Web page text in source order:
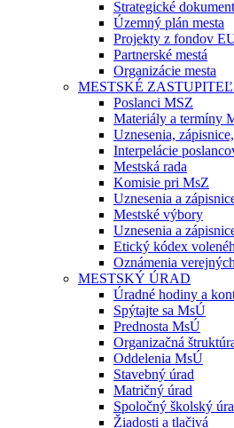
Strategické
Územný plán mesta
Projekty z fondov
Partnerské mestá
Organizácie mesta
MESTSKÉ
Poslanci MSZ
Materiály a termíny
Uznesenia,
Interpelácie
Mestská rada
Komisie pri MsZ
Uznesenia a
Mestské výbory
Uznesenia a
Etický kódex
Oznámenia
MESTSKÝ ÚRAD
Úradné hodiny a
Spýtajte sa MsÚ
Prednosta MsÚ
Organizačná
Oddelenia MsÚ
Stavebný úrad
Matričný úrad
Spoločný školský
Žiadosti a tlačivá